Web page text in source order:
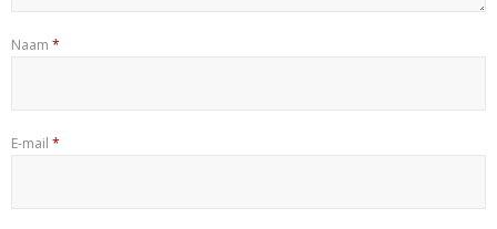
Naam *
E-mail *